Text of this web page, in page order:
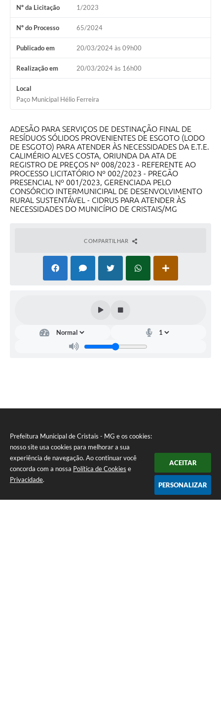
Prefeitura Municipal de Cristais - MG e os cookies:
nosso site usa cookies para melhorar a sua
experiência de navegação. Ao continuar você
concorda com a nossa Política de Cookies e
Privacidade.
ACEITAR
PERSONALIZAR
Nº da Licitação 1/2023
Nº do Processo 65/2024
Publicado em 20/03/2024 às 09h00
Realização em 20/03/2024 às 16h00
Local
Paço Municipal Hélio Ferreira
ADESÃO PARA SERVIÇOS DE DESTINAÇÃO FINAL DE
RESÍDUOS SÓLIDOS PROVENIENTES DE ESGOTO (LODO
DE ESGOTO) PARA ATENDER ÀS NECESSIDADES DA E.T.E.
CALIMÉRIO ALVES COSTA, ORIUNDA DA ATA DE
REGISTRO DE PREÇOS Nº 008/2023 - REFERENTE AO
PROCESSO LICITATÓRIO Nº 002/2023 - PREGÃO
PRESENCIAL Nº 001/2023, GERENCIADA PELO
CONSÓRCIO INTERMUNICIPAL DE DESENVOLVIMENTO
RURAL SUSTENTÁVEL - CIDRUS PARA ATENDER ÀS
NECESSIDADES DO MUNICÍPIO DE CRISTAIS/MG
COMPARTILHAR